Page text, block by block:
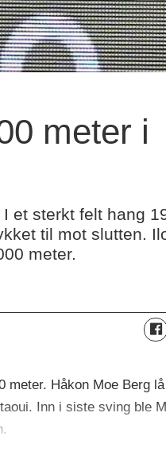
meter i
et sterkt felt hang
til mot slutten.
meter.
meter. Håkon Moe Berg
Inn i siste sving ble